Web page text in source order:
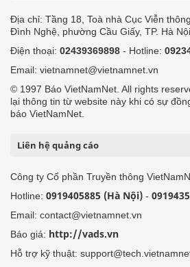
Địa chỉ: Tầng 18, Toà nhà Cục Viễn
Đình Nghệ, phường Cầu Giấy, TP. Hà Nội.
Điện thoại: 02439369898 - Hotline:
Email: vietnamnet@vietnamnet.vn
© 1997 Báo VietNamNet. All rights
lại thông tin từ website này khi có sự
báo VietNamNet.
Liên hệ quảng cáo
Công ty Cổ phần Truyền thông
Hotline: 0919405885 (Hà Nội) -
Email: contact@vietnamnet.vn
Báo giá: http://vads.vn
Hỗ trợ kỹ thuật: